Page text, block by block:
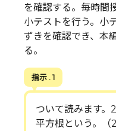
を確認する。毎時間
小テストを行う。小
ずきを確認でき、本
る。
指示 . 1
ついて読みます。
平方根という。（